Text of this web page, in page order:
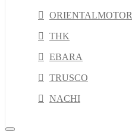
ORIENTALMOTOR
THK
EBARA
TRUSCO
NACHI